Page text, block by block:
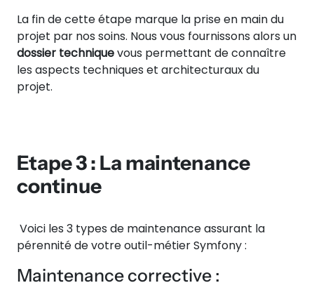
La fin de cette étape marque la prise en main du
projet par nos soins. Nous vous fournissons alors un
dossier techniquevous permettant de connaître
les aspects techniques et architecturaux du
projet.
Etape 3 : La maintenance
continue
Voici les 3 types de maintenance assurant la
pérennité de votre outil-métier Symfony :
Maintenance corrective :